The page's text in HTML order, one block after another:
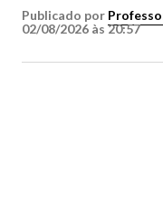
Publicado por
02/08/2026 às 20:57